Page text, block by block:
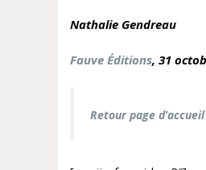
Nathalie Gendreau
Fauve Éditions, 31
Retour page d’accueil